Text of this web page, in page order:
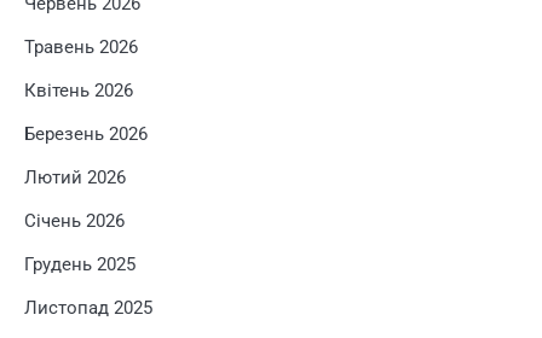
Травень 2026
Квітень 2026
Березень 2026
Лютий 2026
Січень 2026
Грудень 2025
Листопад 2025